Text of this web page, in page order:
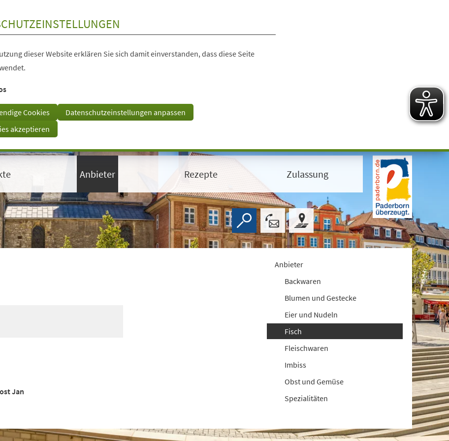
dieser Website erklären Sie sich damit einverstanden, dass diese Seite
Cookies
Datenschutzeinstellungen anpassen
akzeptieren
Anbieter Rezepte Zulassung
Jan
Anbieter
Backwaren
Blumen und Gestecke
Eier und Nudeln
Fisch
Fleischwaren
Imbiss
Obst und Gemüse
Spezialitäten